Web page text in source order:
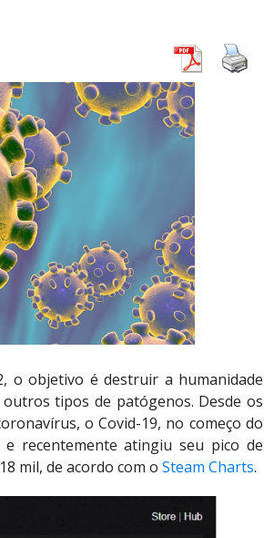
o objetivo é destruir a humanidade
tipos de patógenos. Desde os
o Covid-19, no começo do
recentemente atingiu seu pico de
mil, de acordo com oSteam Charts.